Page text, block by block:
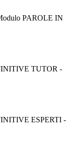
PAROLE IN
TUTOR -
ESPERTI -